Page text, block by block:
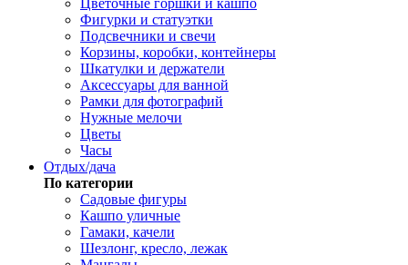
Цветочные горшки и кашпо
Фигурки и статуэтки
Подсвечники и свечи
Корзины, коробки, контейнеры
Шкатулки и держатели
Аксессуары для ванной
Рамки для фотографий
Нужные мелочи
Цветы
Часы
Отдых/дача
По категории
Садовые фигуры
Кашпо уличные
Гамаки, качели
Шезлонг, кресло, лежак